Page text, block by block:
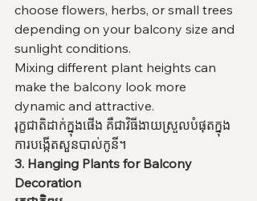
choose flowers, herbs, or small trees
depending on your balcony size and
sunlight conditions.
Mixing different plant heights can
make the balcony look more
dynamic and attractive.
រុក្ខជាតិដាក់ក្នុងផើង គឺជាវិធីងាយស្រួលបំផុតក្នុង
ការបង្កើតសួនបាល់កូនី។
3. Hanging Plants for Balcony
Decoration